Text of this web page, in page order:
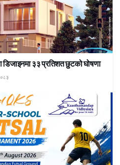
डिजाइनमा ३३ प्रतिशत छुटको घोषणा